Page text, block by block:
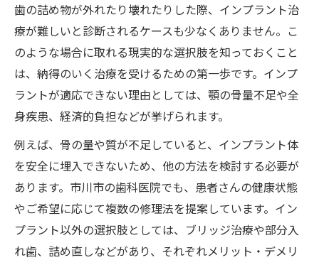
歯の詰め物が外れたり壊れたりした際、インプラント治
療が難しいと診断されるケースも少なくありません。こ
のような場合に取れる現実的な選択肢を知っておくこと
は、納得のいく治療を受けるための第一歩です。インプ
ラントが適応できない理由としては、顎の骨量不足や全
身疾患、経済的負担などが挙げられます。
例えば、骨の量や質が不足していると、インプラント体
を安全に埋入できないため、他の方法を検討する必要が
あります。市川市の歯科医院でも、患者さんの健康状態
やご希望に応じて複数の修理法を提案しています。イン
プラント以外の選択肢としては、ブリッジ治療や部分入
れ歯、詰め直しなどがあり、それぞれメリット・デメリ